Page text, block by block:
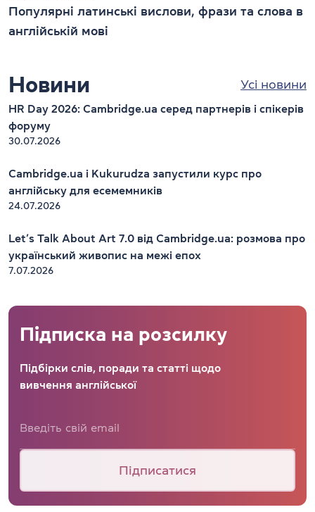
Популярні латинські вислови, фрази та слова в
англійській мові
Новини Усі новини
HR Day 2026: Cambridge.ua серед партнерів і спікерів
форуму
30.07.2026
Cambridge.ua і Kukurudza запустили курс про
англійську для есемемників
24.07.2026
Let’s Talk About Art 7.0 від Cambridge.ua: розмова про
український живопис на межі епох
7.07.2026
Підписка на розсилку
Підбірки слів, поради та статті щодо
вивчення англійської
Підписатися